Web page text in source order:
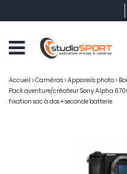
Accueil >Caméras>Appareils photo>
Pack aventure/créateur Sony Alpha
fixation sac à dos + seconde batterie